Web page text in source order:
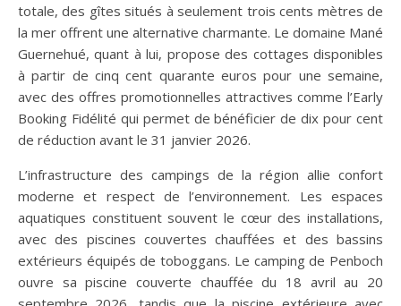
totale, des gîtes situés à seulement trois cents mètres de
la mer offrent une alternative charmante. Le domaine Mané
Guernehué, quant à lui, propose des cottages disponibles
à partir de cinq cent quarante euros pour une semaine,
avec des offres promotionnelles attractives comme l’Early
Booking Fidélité qui permet de bénéficier de dix pour cent
de réduction avant le 31 janvier 2026.
L’infrastructure des campings de la région allie confort
moderne et respect de l’environnement. Les espaces
aquatiques constituent souvent le cœur des installations,
avec des piscines couvertes chauffées et des bassins
extérieurs équipés de toboggans. Le camping de Penboch
ouvre sa piscine couverte chauffée du 18 avril au 20